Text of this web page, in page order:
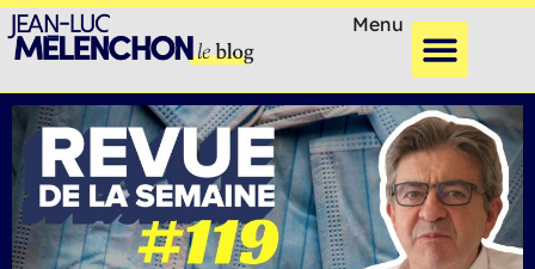
Menu